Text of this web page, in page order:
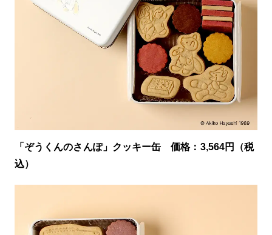
「ぞうくんのさんぽ」クッキー缶 価格：3,564円（税
込）